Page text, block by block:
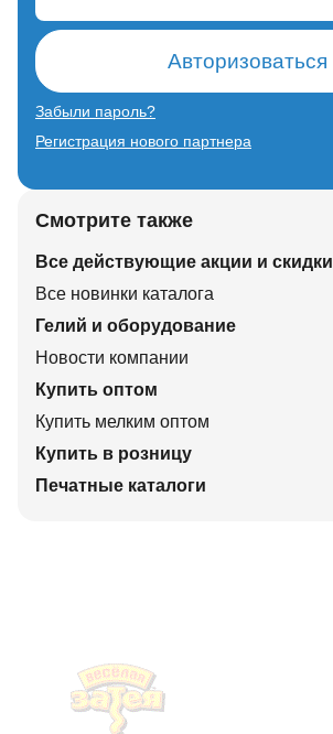
Авторизоваться
Забыли пароль?
Регистрация нового партнера
Смотрите также
Все действующие акции и скидки
Все новинки каталога
Гелий и оборудование
Новости компании
Купить оптом
Купить мелким оптом
Купить в розницу
Печатные каталоги